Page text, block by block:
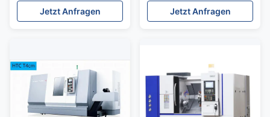
Y-axis Turning and
Milling Center
Jetzt Anfragen
BMT55 12 Turret Double
Spindle CNC Turning
Jetzt Anfragen